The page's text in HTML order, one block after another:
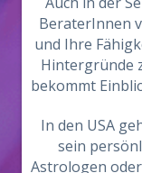
BeraterInnen
und Ihre
Hintergründe
bekommt
In den USA
sein
Astrologen